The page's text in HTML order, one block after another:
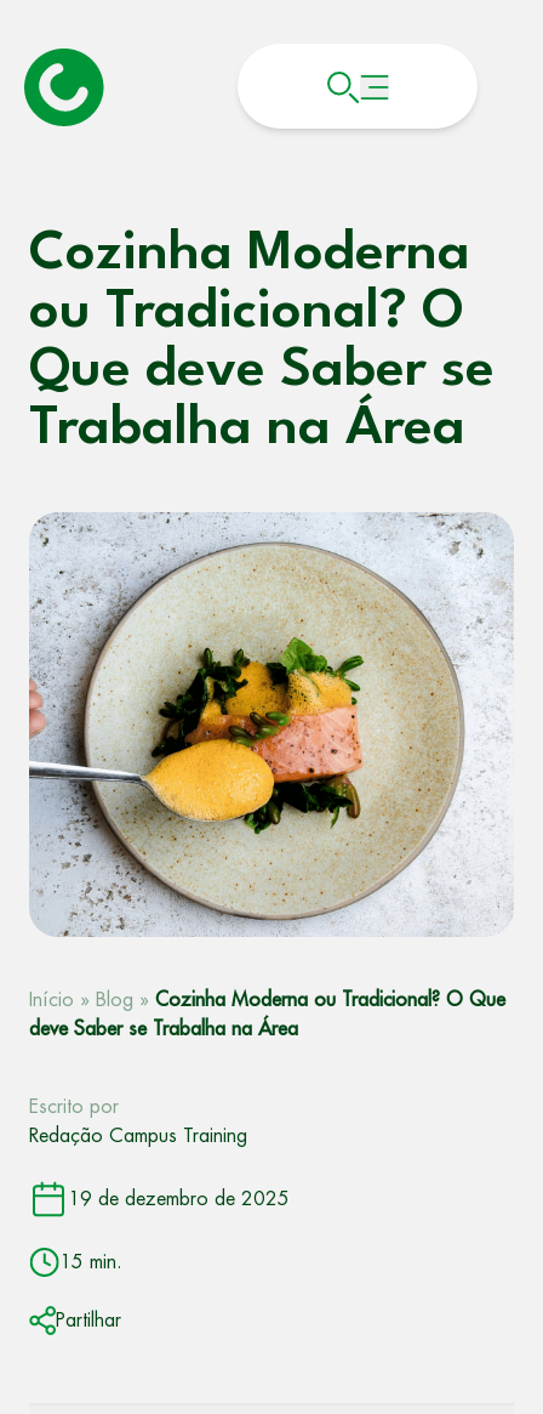
Cozinha Moderna
ou Tradicional? O
Que deve Saber se
Trabalha na Área
Início » Blog »Cozinha Moderna ou Tradicional? O Que
deve Saber se Trabalha na Área
Escrito por
Redação Campus Training
19 de dezembro de 2025
15 min.
Partilhar